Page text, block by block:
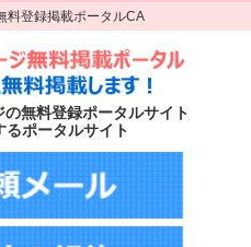
料登録掲載ポータルCA
無料登録ポータルサイト
るポータルサイト